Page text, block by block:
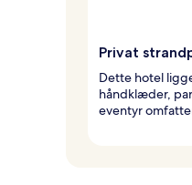
Privat
Dette hotel
håndklæder,
eventyr